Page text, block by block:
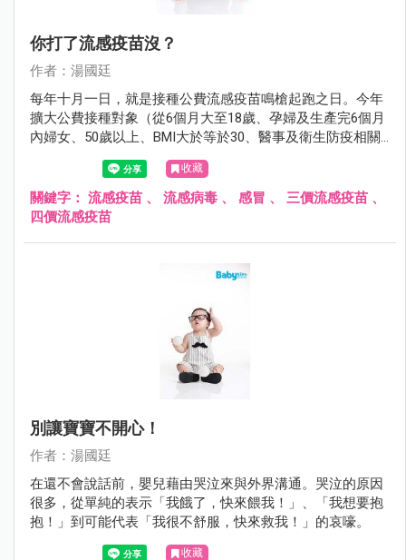
你打了流感疫苗沒？
作者：湯國廷
每年十月一日，就是接種公費流感疫苗鳴槍起跑之日。今年
擴大公費接種對象（從6個月大至18歲、孕婦及生產完6個月
內婦女、50歲以上、BMI大於等於30、醫事及衛生防疫相關
人員、禽畜業及動物防疫相關人員、重大傷病患者、居住於
安養院等長期機構者、罕見疾病者），希望藉由擴大接種，
減少即將而來的流感威脅。
收藏
關鍵字： 流感疫苗 、 流感病毒 、 感冒 、 三價流感疫苗 、
四價流感疫苗
別讓寶寶不開心！
作者：湯國廷
在還不會說話前，嬰兒藉由哭泣來與外界溝通。哭泣的原因
很多，從單純的表示「我餓了，快來餵我！」、「我想要抱
抱！」到可能代表「我很不舒服，快來救我！」的哀嚎。
收藏